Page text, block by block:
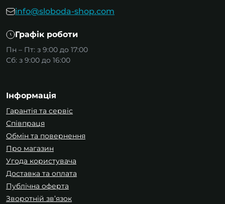
info@sloboda-shop.com
Графік роботи
Пн – Пт: з 9:00 до 17:00
Сб: з 9:00 до 16:00
Інформація
Гарантія та сервіс
Співпраця
Обмін та повернення
Про магазин
Угода користувача
Доставка та оплата
Публічна оферта
Зворотній зв’язок